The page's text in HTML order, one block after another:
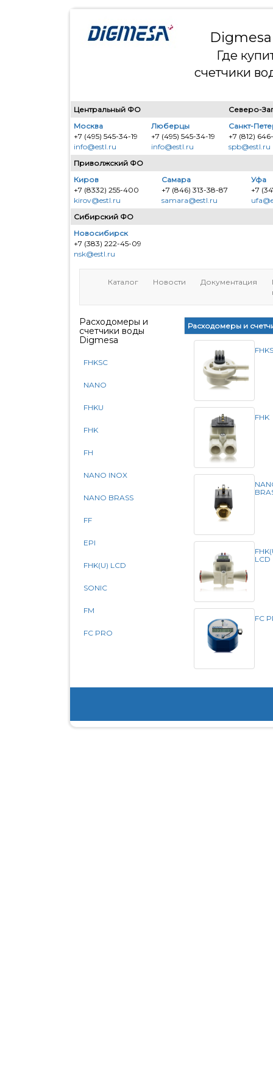
Где
счетчики
Центральный ФО
Северо-
Москва
+7 (495) 545-34-19
info@estl.ru
Люберцы
+7 (495) 545-34-19
info@estl.ru
Санкт-
+7 (812)
spb@estl.ru
Приволжский ФО
Киров
+7 (8332) 255-400
kirov@estl.ru
Самара
+7 (846) 313-38-87
samara@estl.ru
Уфа
+7
Сибирский ФО
Новосибирск
+7 (383) 222-45-09
nsk@estl.ru
Каталог Новости Документация
Расходомеры и
счетчики воды
Digmesa
FHKSC
NANO
FHKU
FHK
FH
NANO INOX
NANO BRASS
FF
EPI
FHK(U) LCD
SONIC
FM
FC PRO
Расходомеры и
FHK
LCD
FC